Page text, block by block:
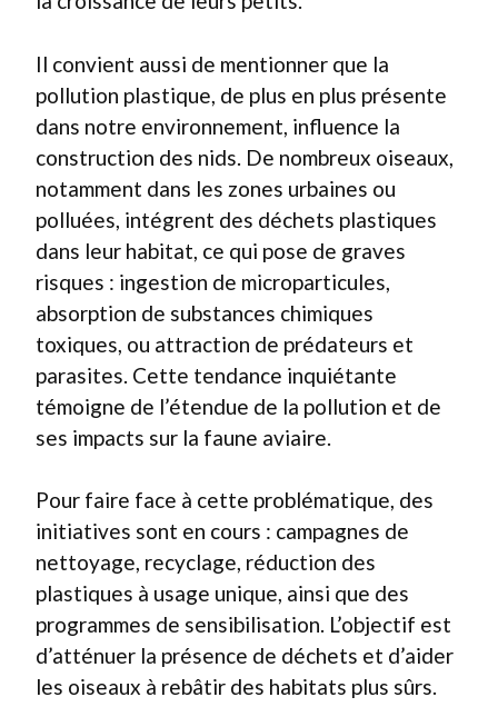
Il convient aussi de mentionner que la
pollution plastique, de plus en plus présente
dans notre environnement, influence la
construction des nids. De nombreux oiseaux,
notamment dans les zones urbaines ou
polluées, intégrent des déchets plastiques
dans leur habitat, ce qui pose de graves
risques : ingestion de microparticules,
absorption de substances chimiques
toxiques, ou attraction de prédateurs et
parasites. Cette tendance inquiétante
témoigne de l’étendue de la pollution et de
ses impacts sur la faune aviaire.
Pour faire face à cette problématique, des
initiatives sont en cours : campagnes de
nettoyage, recyclage, réduction des
plastiques à usage unique, ainsi que des
programmes de sensibilisation. L’objectif est
d’atténuer la présence de déchets et d’aider
les oiseaux à rebâtir des habitats plus sûrs.